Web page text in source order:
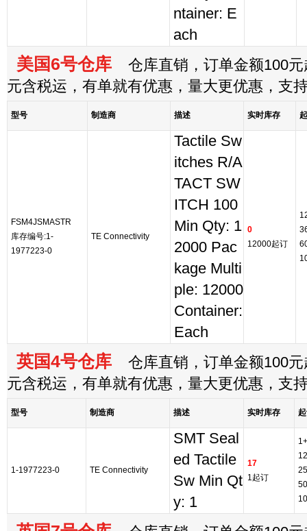
ntainer: E
ach
美国6号仓库 仓库直销，订单金额100元
元含税运，有单就有优惠，量大更优惠，支
型号 制造商 描述 实时库存
FSM4JSMASTR
库存编号:1-
1977223-0
TE Connectivity
Tactile Sw
itches R/A
TACT SW
ITCH 100
Min Qty: 1
2000 Pac
kage Multi
ple: 12000
Container:
Each
0
12000起订
英国4号仓库 仓库直销，订单金额100元
元含税运，有单就有优惠，量大更优惠，支
型号 制造商 描述 实时库存
1-1977223-0 TE Connectivity
SMT Seal
ed Tactile
Sw Min Qt
y: 1
17
1起订
1+